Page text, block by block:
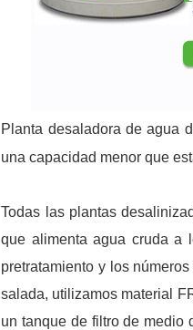
Planta desaladora de agua
una capacidad menor que
Todas las plantas
que alimenta agua cruda a
pretratamiento y los
salada, utilizamos material
un tanque de filtro de medio